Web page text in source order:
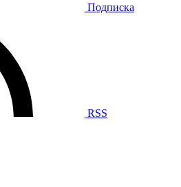
Подписка
RSS